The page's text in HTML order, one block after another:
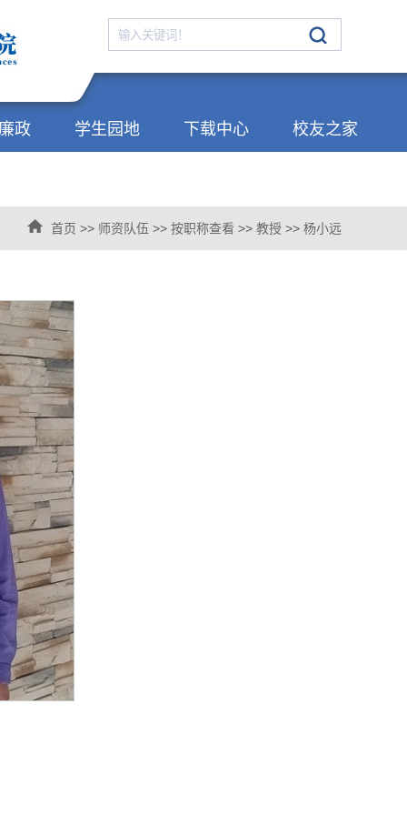
政 学生园地 下载中心 校友之家
首页 >> 师资队伍 >> 按职称查看 >> 教授 >> 杨小远